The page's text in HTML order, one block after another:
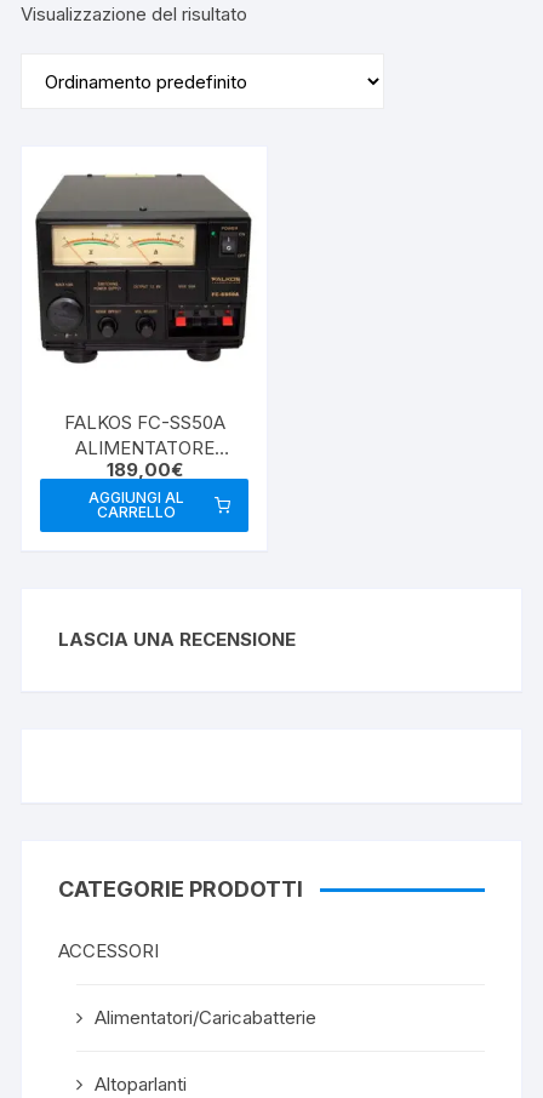
Visualizzazione del risultato
FALKOS FC-SS50A
ALIMENTATORE
SWITCHING
189,00€
AGGIUNGI AL
CARRELLO
LASCIA UNA RECENSIONE
CATEGORIE PRODOTTI
ACCESSORI
Alimentatori/Caricabatterie
Altoparlanti